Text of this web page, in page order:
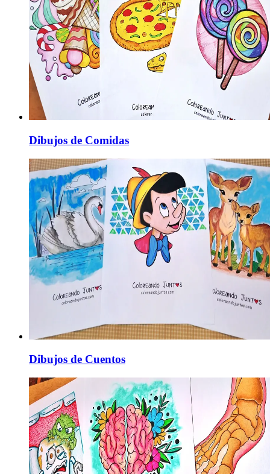
Dibujos de Comidas
Dibujos de Cuentos